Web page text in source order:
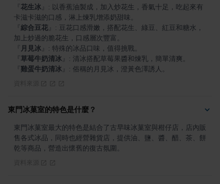
花生冰
: 以香蕉油製成，加入炒花生，香氣十足，吃起來有
綜合豆花
: 豆花口感滑嫩，搭配花生、綠豆、紅豆和糖水，
月見冰
草莓牛奶清冰
雞蛋牛奶清冰 : 俗稱的月見冰，澄黃色澤誘人。
東門冰菓室的特色是什麼？
東門冰菓室最大的特色是結合了古早味冰菓室與柑仔店，店內販
售各式冰品，同時也經營雜貨店，提供油、鹽、醬、醋、茶、餅
乾等商品，營造出懷舊的復古氛圍。